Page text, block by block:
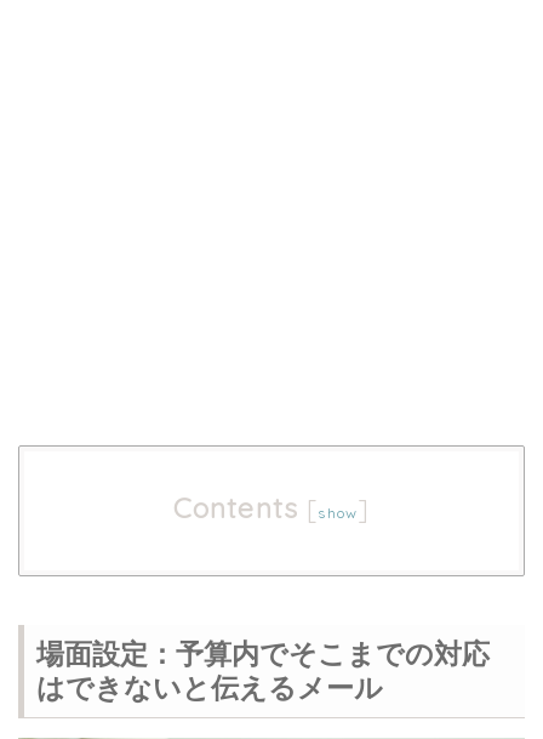
Contents [show]
場面設定：予算内でそこまでの対応
はできないと伝えるメール